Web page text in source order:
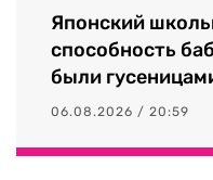
Японский
способность
были
06.08.2026 / 20:59